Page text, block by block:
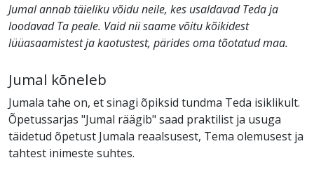
Jumal annab täieliku võidu neile, kes usaldavad Teda ja
loodavad Ta peale. Vaid nii saame võitu kõikidest
lüüasaamistest ja kaotustest, pärides oma tõotatud maa.
Jumal kõneleb
Jumala tahe on, et sinagi õpiksid tundma Teda isiklikult.
Õpetussarjas "Jumal räägib" saad praktilist ja usuga
täidetud õpetust Jumala reaalsusest, Tema olemusest ja
tahtest inimeste suhtes.